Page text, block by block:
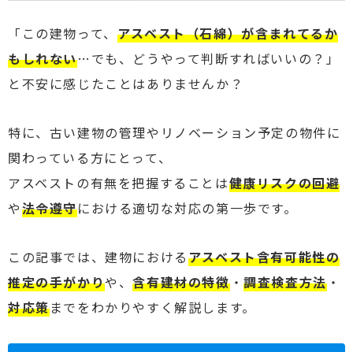
「この建物って、 アスベスト（石綿）が含まれてるか
もしれない…でも、どうやって判断すればいいの？」
と不安に感じたことはありませんか？
特に、古い建物の管理やリノベーション予定の物件に
関わっている方にとって、
アスベストの有無を把握することは健康リスクの回避
や法令遵守における適切な対応の第一歩です。
この記事では、建物におけるアスベスト含有可能性の
推定の手がかりや、含有建材の特徴・調査検査方法・
対応策までをわかりやすく解説します。